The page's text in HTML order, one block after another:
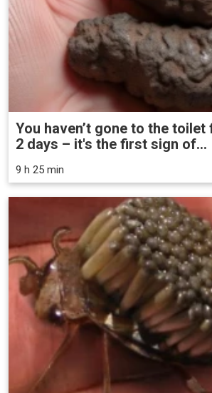
You haven’t gone to the
2 days – it's the first sign of...
9 h 25 min